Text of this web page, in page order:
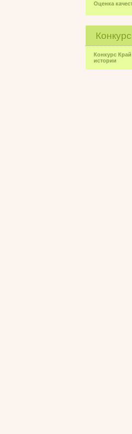
Оценка
Конкурс
истории